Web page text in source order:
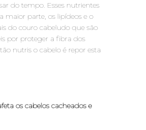
do tempo. Esses nutrientes
maior parte, os lipídeos e o
do couro cabeludo que são
por proteger a fibra dos
nutris o cabelo é repor esta
os cabelos cacheados e